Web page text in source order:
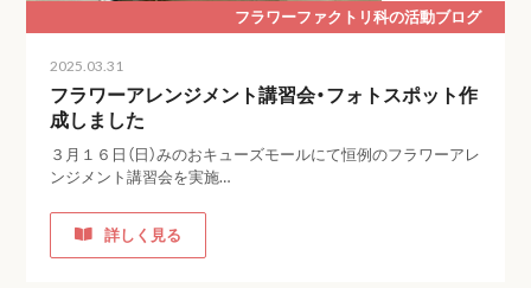
フラワーファクトリ科の活動ブログ
2025.03.31
フラワーアレンジメント講習会・フォトスポット作
成しました
３月１６日（日）みのおキューズモールにて恒例のフラワーアレ
ンジメント講習会を実施…
詳しく見る